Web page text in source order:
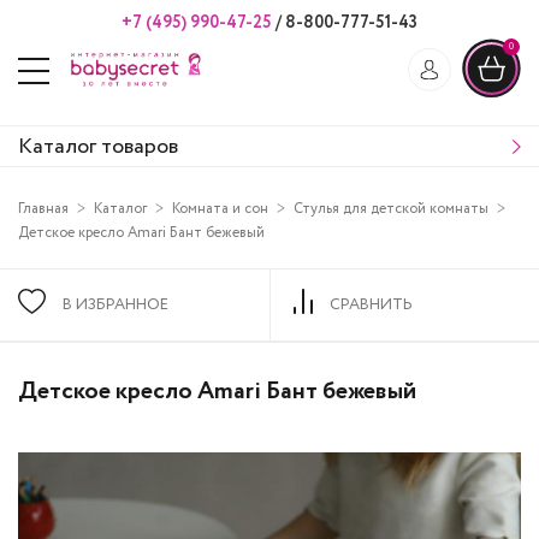
+7 (495) 990-47-25 /8-800-777-51-43
0
Каталог товаров
Главная Каталог Комната и сон
Стулья для детской комнаты
Детское кресло Amari Бант бежевый
В ИЗБРАННОЕ СРАВНИТЬ
Детское кресло Amari Бант бежевый